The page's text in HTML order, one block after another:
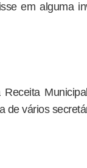
em alguma
de vários